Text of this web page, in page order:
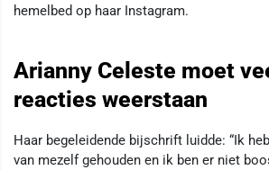
hemelbed op haar Instagram.
Arianny Celeste moet
reacties weerstaan
Haar begeleidende bijschrift luidde: “Ik
van mezelf gehouden en ik ben er niet